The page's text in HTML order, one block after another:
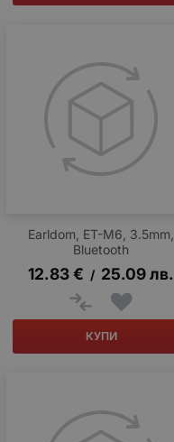
Earldom, ET-M6, 3.5mm,
Bluetooth
12.83€ / 25.09лв.
КУПИ